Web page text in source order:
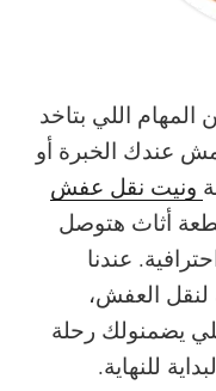
المهام اللي بتاخد
عندك الخبرة أو
ونيت نقل عفش
أثاث هتوصل
عندنا
العفش،
يضمنولك رحلة
للنهاية.